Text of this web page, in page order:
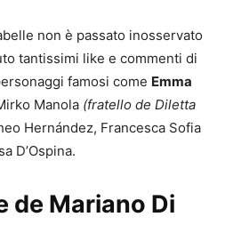
non è passato inosservato
tantissimi like e commenti di
famosi come Emma
Manola (fratello de Diletta
Hernández, Francesca Sofia
D’Ospina.
de Mariano Di